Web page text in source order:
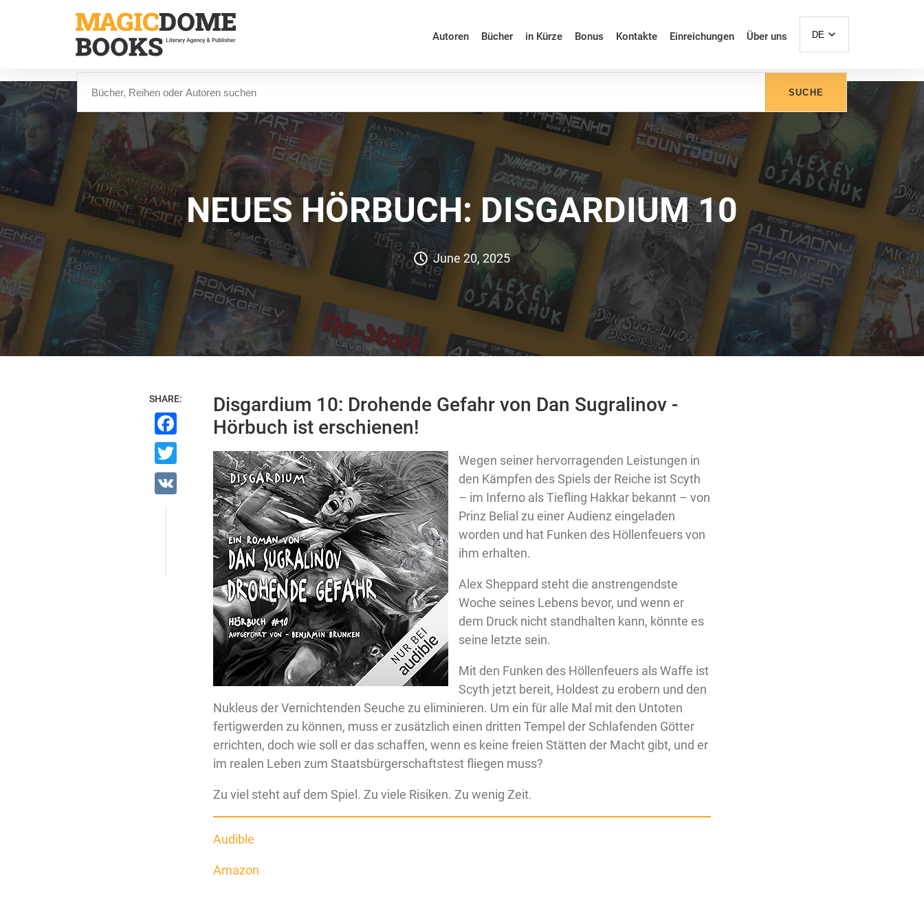
Autoren Bücher in Kürze Bonus Kontakte Einreichungen Über uns DE
SUCHE
NEUES HÖRBUCH: DISGARDIUM 10
June 20, 2025
Disgardium 10: Drohende Gefahr von Dan Sugralinov -
Hörbuch ist erschienen!
Wegen seiner hervorragenden Leistungen in
den Kämpfen des Spiels der Reiche ist Scyth
– im Inferno als Tiefling Hakkar bekannt – von
Prinz Belial zu einer Audienz eingeladen
worden und hat Funken des Höllenfeuers von
ihm erhalten.
Alex Sheppard steht die anstrengendste
Woche seines Lebens bevor, und wenn er
dem Druck nicht standhalten kann, könnte es
seine letzte sein.
Mit den Funken des Höllenfeuers als Waffe ist
Scyth jetzt bereit, Holdest zu erobern und den
Nukleus der Vernichtenden Seuche zu eliminieren. Um ein für alle Mal mit den Untoten
fertigwerden zu können, muss er zusätzlich einen dritten Tempel der Schlafenden Götter
errichten, doch wie soll er das schaffen, wenn es keine freien Stätten der Macht gibt, und er
im realen Leben zum Staatsbürgerschaftstest fliegen muss?
Zu viel steht auf dem Spiel. Zu viele Risiken. Zu wenig Zeit.
Audible
Amazon
SHARE:
Facebook
Twitter